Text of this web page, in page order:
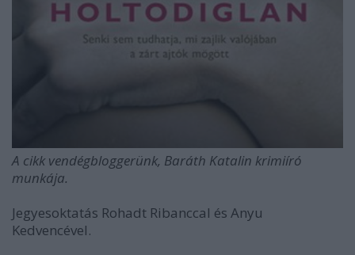
A cikk vendégbloggerünk, Baráth Katalin krimiíró
munkája.
Jegyesoktatás Rohadt Ribanccal és Anyu
Kedvencével.